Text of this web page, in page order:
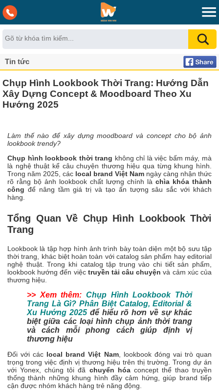
Tin tức
Chụp Hình Lookbook Thời Trang: Hướng Dẫn
Xây Dựng Concept & Moodboard Theo Xu
Hướng 2025
Làm thế nào để xây dựng moodboard và concept cho bộ ảnh
lookbook trendy?
Chụp hình lookbook thời trang không chỉ là việc bấm máy, mà
là nghệ thuật kể câu chuyện thương hiệu qua từng khung hình.
Trong năm 2025, các local brand Việt Nam ngày càng nhận thức
rõ rằng bộ ảnh lookbook chất lượng chính là chìa khóa thành
công để nâng tầm giá trị và tạo ấn tượng sâu sắc với khách
hàng.
Tổng Quan Về Chụp Hình Lookbook Thời
Trang
Lookbook là tập hợp hình ảnh trình bày toàn diện một bộ sưu tập
thời trang, khác biệt hoàn toàn với catalog sản phẩm hay editorial
nghệ thuật. Trong khi catalog tập trung vào chi tiết sản phẩm,
lookbook hướng đến việc truyền tải câu chuyện và cảm xúc của
thương hiệu.
>> Xem thêm: Chụp Hình Lookbook Thời
Trang Là Gì? Phân Biệt Catalog, Editorial &
Xu Hướng 2025để hiểu rõ hơn về sự khác
biệt giữa các loại hình chụp ảnh thời trang
và cách mỗi phong cách giúp định vị
thương hiệu
Đối với các local brand Việt Nam, lookbook đóng vai trò quan
trọng trong việc định vị thương hiệu trên thị trường. Trong dự án
với Yonex, chúng tôi đã chuyển hóaconcept thể thao truyền
thống thành những khung hình đầy cảm hứng, giúp brand tiếp
cận được nhóm khách hàng trẻ năng động.